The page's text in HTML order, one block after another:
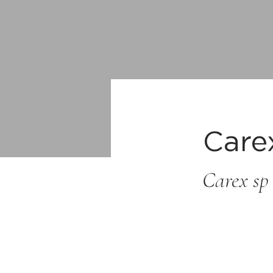
Carex sp